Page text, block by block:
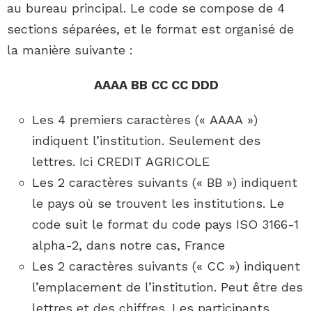
au bureau principal. Le code se compose de 4
sections séparées, et le format est organisé de
la manière suivante :
AAAA BB CC CC DDD
Les 4 premiers caractères (« AAAA »)
indiquent l’institution. Seulement des
lettres. Ici CREDIT AGRICOLE
Les 2 caractères suivants (« BB ») indiquent
le pays où se trouvent les institutions. Le
code suit le format du code pays ISO 3166-1
alpha-2, dans notre cas, France
Les 2 caractères suivants (« CC ») indiquent
l’emplacement de l’institution. Peut être des
lettres et des chiffres. Les participants